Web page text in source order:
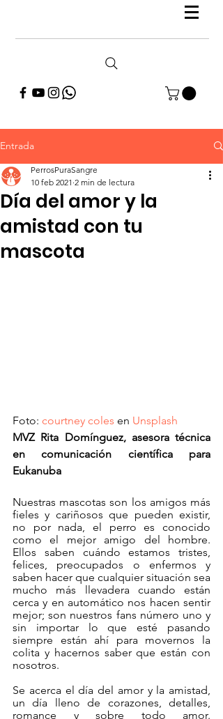
Entrada
Día del amor y la
amistad con tu
mascota
PerrosPuraSangre
10 feb 2021 2 min de lectura
Foto: courtney coles en Unsplash
MVZ Rita Domínguez, asesora técnica
en comunicación científica para
Eukanuba
Nuestras mascotas son los amigos más
fieles y cariñosos que pueden existir,
no por nada, el perro es conocido
como el mejor amigo del hombre.
Ellos saben cuándo estamos tristes,
felices, preocupados o enfermos y
saben hacer que cualquier situación sea
mucho más llevadera cuando están
cerca y en automático nos hacen sentir
mejor; son nuestros fans número uno y
sin importar lo que esté pasando
siempre están ahí para movernos la
colita y hacernos saber que están con
nosotros.
Se acerca el día del amor y la amistad,
un día lleno de corazones, detalles,
romance y sobre todo amor.